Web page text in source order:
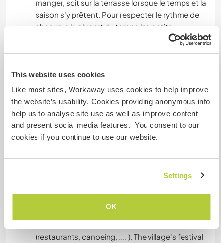
This website uses cookies
Like most sites, Workaway uses cookies to help improve
the website’s usability. Cookies providing anonymous info
help us to analyse site use as well as improve content
and present social media features. You consent to our
cookies if you continue to use our website.
Settings
OK
manger, soit sur la terrasse lorsque le temps et la
saison s'y prêtent. Pour respecter le rythme de
chacun.e la plupart du temps les petits
déjeuners sont pris chacun.e de son côté.
What else ...
The site is relatively isolated. There is a train
station 15 minutes drive from the mill where we
can pick you up.
We are very conscious of our ecological
favour organic, healthy and mostly vegetarian
kilometres from tourist resorts of Alle-sur-
(restaurants, canoeing, .... ). The village's festival